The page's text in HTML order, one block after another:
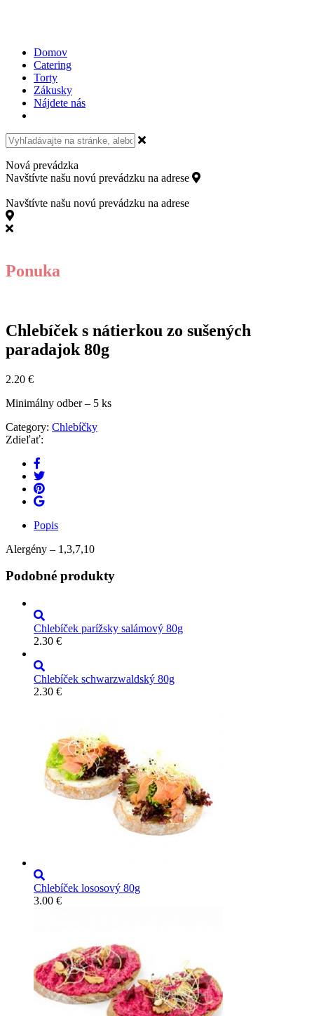
Domov
Catering
Torty
Zákusky
Nájdete nás
Nová prevádzka
Navštívte našu novú prevádzku na adrese
Navštívte našu novú prevádzku na adrese
Ponuka
Chlebíček s nátierkou zo sušených
paradajok 80g
2.20 €
Minimálny odber – 5 ks
Category: Chlebíčky
Zdieľať:
Popis
Alergény – 1,3,7,10
Podobné produkty
Chlebíček parížsky salámový 80g
2.30 €
Chlebíček schwarzwaldský 80g
2.30 €
Chlebíček lososový 80g
3.00 €